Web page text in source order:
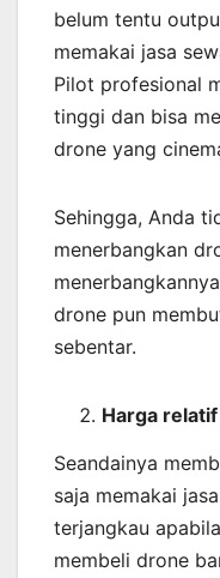
belum tentu
memakai jasa
Pilot profesional
tinggi dan bisa
drone yang
Sehingga, Anda
menerbangkan
drone pun
sebentar.
Harga
Seandainya
saja memakai
terjangkau
membeli drone